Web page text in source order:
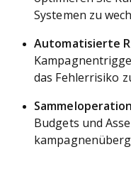
Systemen zu
Automatisierte
das Fehlerrisiko
Budgets und